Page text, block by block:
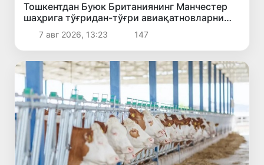
Тошкентдан Буюк Британиянинг Манчестер
шаҳрига тўғридан-тўғри авиақатновларни
йўлга қўйиш масаласи кўриб чиқилмоқда
7 авг 2026, 13:23 147